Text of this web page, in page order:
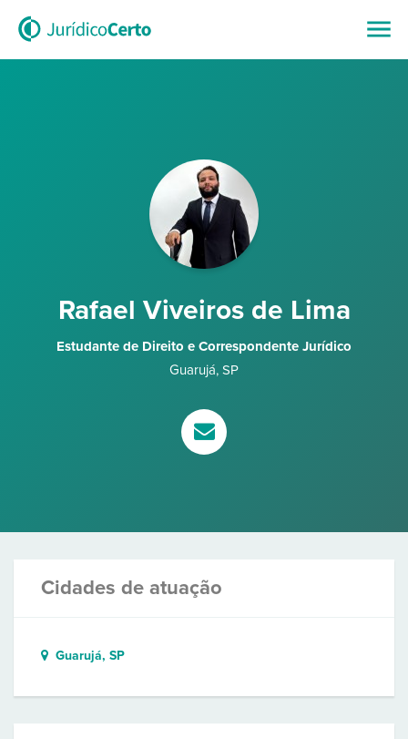
Rafael Viveiros de Lima
Estudante de Direito e Correspondente Jurídico
Guarujá, SP
Cidades de atuação
Guarujá, SP